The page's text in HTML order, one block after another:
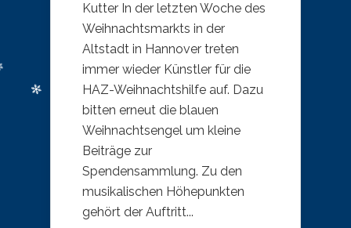
Kutter In der letzten Woche des
Weihnachtsmarkts in der
Altstadt in Hannover treten
immer wieder Künstler für die
HAZ-Weihnachtshilfe auf. Dazu
bitten erneut die blauen
Weihnachtsengel um kleine
Beiträge zur
Spendensammlung. Zu den
musikalischen Höhepunkten
gehört der Auftritt...